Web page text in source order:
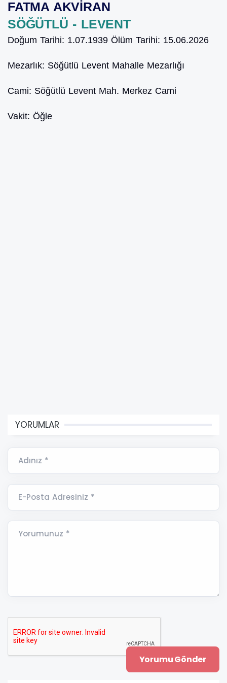
FATMA AKVİRAN
SÖĞÜTLÜ - LEVENT
Doğum Tarihi: 1.07.1939 Ölüm Tarihi: 15.06.2026
Mezarlık: Söğütlü Levent Mahalle Mezarlığı
Cami: Söğütlü Levent Mah. Merkez Cami
Vakit: Öğle
YORUMLAR
Adınız *
E-Posta Adresiniz *
Yorumunuz *